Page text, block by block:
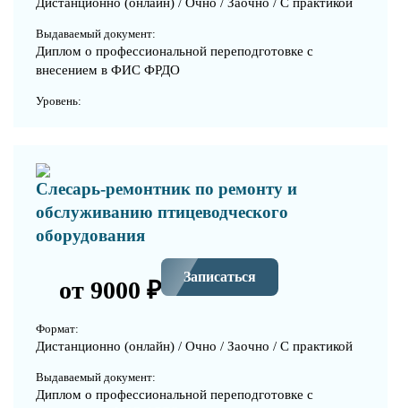
Выдаваемый документ:
Диплом о профессиональной переподготовке с
внесением в ФИС ФРДО
Уровень:
Слесарь-ремонтник по ремонту и
обслуживанию птицеводческого
оборудования
от 9000 ₽ Записаться
Формат:
Дистанционно (онлайн) / Очно / Заочно / С практикой
Выдаваемый документ:
Диплом о профессиональной переподготовке с